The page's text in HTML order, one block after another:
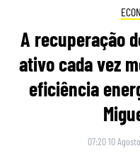
A recuperação
ativo cada vez
eficiência
07:20 10